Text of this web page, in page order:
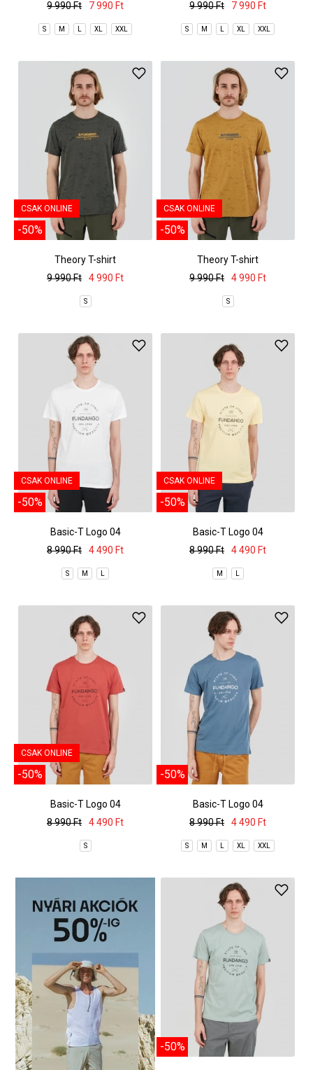
9 990 Ft 7 990 Ft
S M L XL XXL
9 990 Ft 7 990 Ft
S M L XL XXL
CSAK ONLINE
-50%
Theory T-shirt
9 990 Ft
4 990 Ft
S
CSAK ONLINE
-50%
Theory T-shirt
9 990 Ft
4 990 Ft
S
CSAK ONLINE
-50%
Basic-T Logo 04
8 990 Ft
4 490 Ft
S M L
CSAK ONLINE
-50%
Basic-T Logo 04
8 990 Ft
4 490 Ft
M L
CSAK ONLINE
-50%
Basic-T Logo 04
8 990 Ft
4 490 Ft
S
-50%
Basic-T Logo 04
8 990 Ft
4 490 Ft
S M L XL XXL
-50%